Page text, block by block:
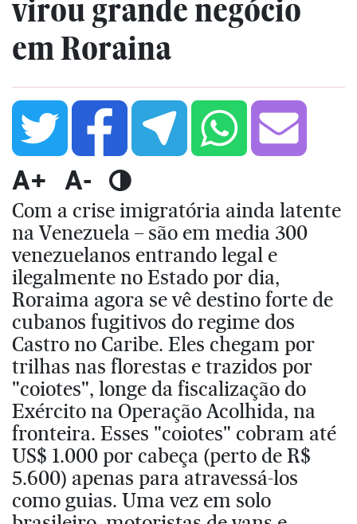
virou grande negócio
em Roraina
A+ A-
Com a crise imigratória ainda latente
na Venezuela – são em media 300
venezuelanos entrando legal e
ilegalmente no Estado por dia,
Roraima agora se vê destino forte de
cubanos fugitivos do regime dos
Castro no Caribe. Eles chegam por
trilhas nas florestas e trazidos por
"coiotes", longe da fiscalização do
Exército na Operação Acolhida, na
fronteira. Esses "coiotes" cobram até
US$ 1.000 por cabeça (perto de R$
5.600) apenas para atravessá-los
como guias. Uma vez em solo